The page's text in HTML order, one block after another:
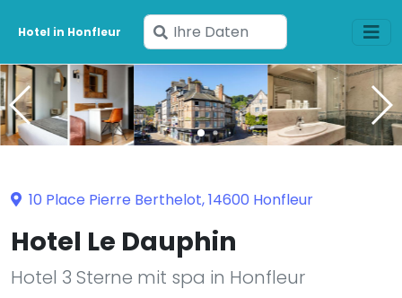
Hotel in Honfleur
Geben
Sie
Ihre
Daten
ein
10 Place Pierre Berthelot, 14600 Honfleur
Hotel Le Dauphin
Hotel 3 Sterne mit spa in Honfleur